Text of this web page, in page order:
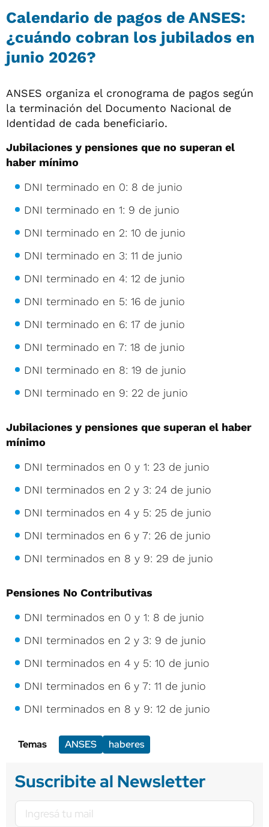
Calendario de pagos de ANSES:
¿cuándo cobran los jubilados en
junio 2026?
ANSES organiza el cronograma de pagos según
la terminación del Documento Nacional de
Identidad de cada beneficiario.
Jubilaciones y pensiones que no superan el
haber mínimo
DNI terminado en 0: 8 de junio
DNI terminado en 1: 9 de junio
DNI terminado en 2: 10 de junio
DNI terminado en 3: 11 de junio
DNI terminado en 4: 12 de junio
DNI terminado en 5: 16 de junio
DNI terminado en 6: 17 de junio
DNI terminado en 7: 18 de junio
DNI terminado en 8: 19 de junio
DNI terminado en 9: 22 de junio
Jubilaciones y pensiones que superan el haber
mínimo
DNI terminados en 0 y 1: 23 de junio
DNI terminados en 2 y 3: 24 de junio
DNI terminados en 4 y 5: 25 de junio
DNI terminados en 6 y 7: 26 de junio
DNI terminados en 8 y 9: 29 de junio
Pensiones No Contributivas
DNI terminados en 0 y 1: 8 de junio
DNI terminados en 2 y 3: 9 de junio
DNI terminados en 4 y 5: 10 de junio
DNI terminados en 6 y 7: 11 de junio
DNI terminados en 8 y 9: 12 de junio
Temas ANSES haberes
Suscribite al Newsletter